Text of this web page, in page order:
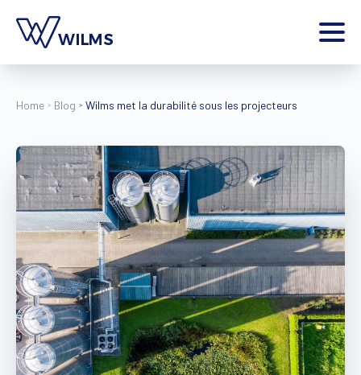
Produits
Inspiration
Outils
Contact
Plus
Jobs
Wilms World
FR
Home Blog Wilms met la durabilité sous les projecteurs